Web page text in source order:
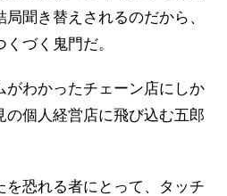
局聞き替えされるのだから、
づく鬼門だ。
がわかったチェーン店にしか
個人経営店に飛び込む五郎
を恐れる者にとって、タッチ